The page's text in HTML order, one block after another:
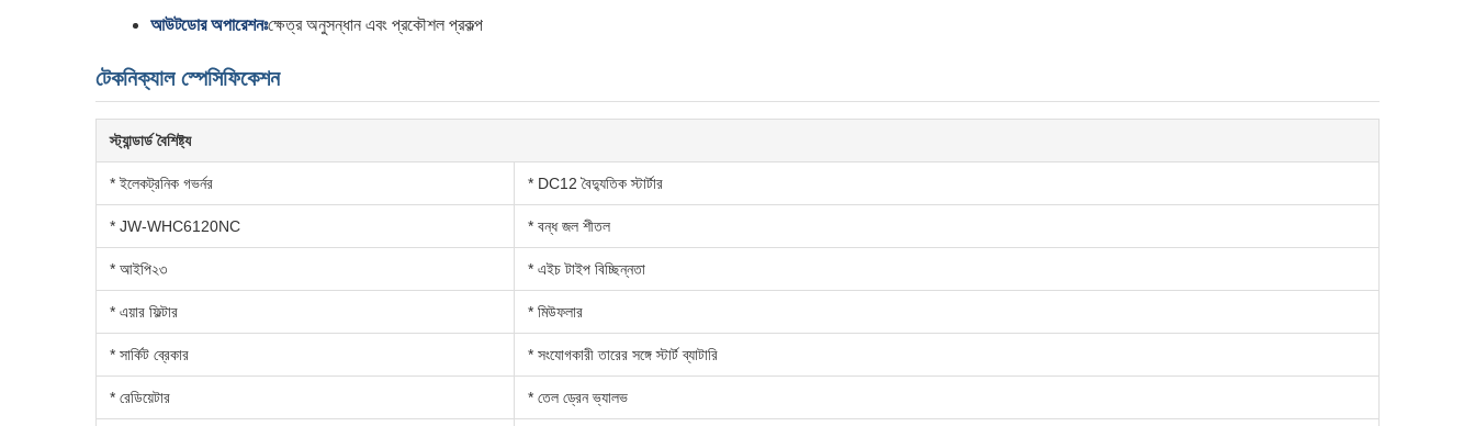
আউটডোর অপারেশনঃক্ষেত্র অনুসন্ধান এবং প্রকৌশল প্রকল্প
টেকনিক্যাল স্পেসিফিকেশন
স্ট্যান্ডার্ড বৈশিষ্ট্য
* ইলেকট্রনিক গভর্নর * DC12 বৈদ্যুতিক স্টার্টার
* JW-WHC6120NC * বন্ধ জল শীতল
* আইপি২৩ * এইচ টাইপ বিচ্ছিন্নতা
* এয়ার ফিল্টার * মিউফলার
* সার্কিট ব্রেকার * সংযোগকারী তারের সঙ্গে স্টার্ট ব্যাটারি
* রেডিয়েটার * তেল ড্রেন ভ্যালভ